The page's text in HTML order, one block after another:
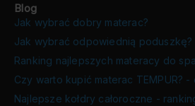
Blog
Jak wybrać dobry materac?
Jak wybrać odpowiednią poduszkę?
Ranking najlepszych materacy do
Czy warto kupić materac TEMPUR?
Najlepsze kołdry całoroczne -